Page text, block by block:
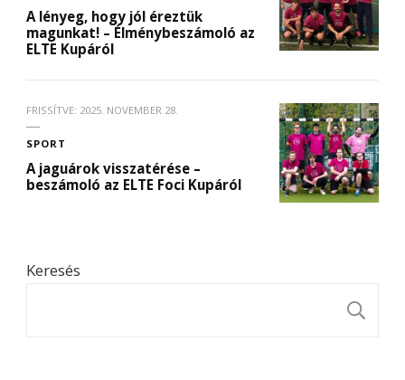
A lényeg, hogy jól éreztük
magunkat! – Élménybeszámoló az
ELTE Kupáról
FRISSÍTVE: 2025. NOVEMBER 28.
SPORT
A jaguárok visszatérése –
beszámoló az ELTE Foci Kupáról
Keresés